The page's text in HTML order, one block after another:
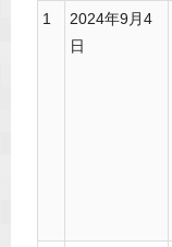
1
2024年9月4
日